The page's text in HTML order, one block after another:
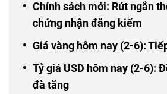
Chính sách mới: Rút ngắn
chứng nhận đăng kiểm
Giá vàng hôm nay (2-6):
Tỷ giá USD hôm nay (2-6):
đà tăng